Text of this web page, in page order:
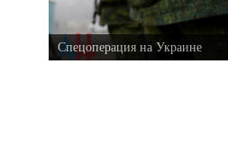
Спецоперация на Украине